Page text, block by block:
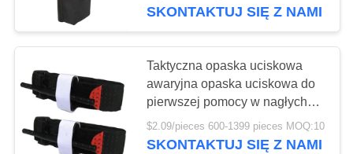
Artykuły medyczne
do opieki domowej
SKONTAKTUJ SIĘ Z NAMI
Taktyczna opaska uciskowa
awaryjna opaska uciskowa do
pierwszej pomocy w nagłych
wypadkach zatrzymaj masowe
krwawienie
$2.09/pieces 600-1399 pieces MOQ:10
SKONTAKTUJ SIĘ Z NAMI